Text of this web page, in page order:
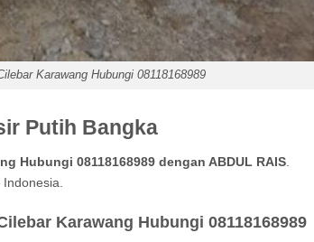
Karawang Hubungi 08118168989
Putih Bangka
Hubungi 08118168989 dengan ABDUL RAIS
Karawang Hubungi 08118168989